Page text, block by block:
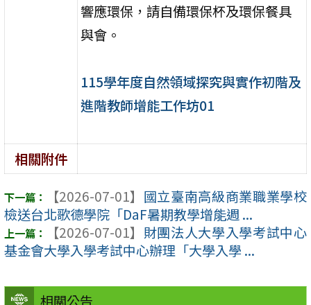
相關公告
響應環保，請自備環保杯及環保餐具
與會。
115學年度自然領域探究與實作初階及
進階教師增能工作坊01
相關附件
【2026-07-01】 國立臺南高級商業職業學校
檢送台北歌德學院「DaF暑期教學增能週 ...
【2026-07-01】 財團法人大學入學考試中心
基金會大學入學考試中心辦理「大學入學 ...